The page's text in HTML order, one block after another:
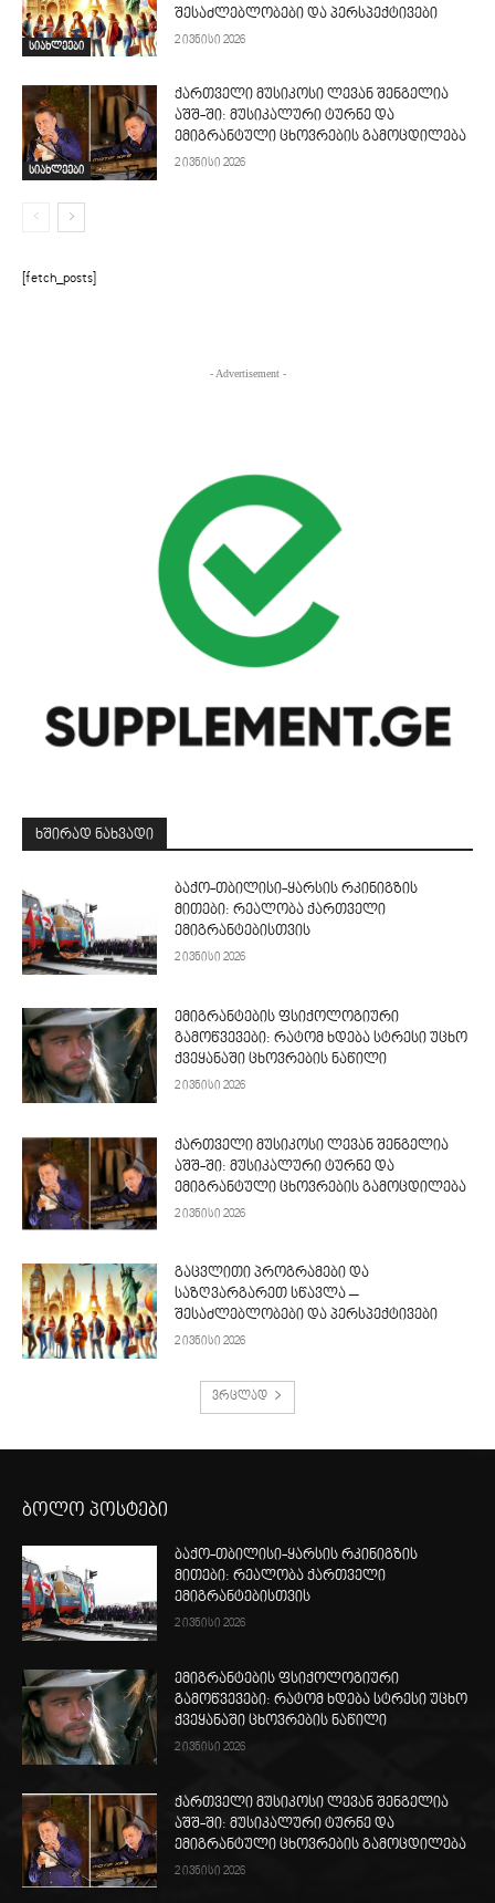
სიახლეები
შესაძლებლობები და პერსპექტივები
2 ივნისი 2026
სიახლეები
ქართველი მუსიკოსი ლევან შენგელია
აშშ-ში: მუსიკალური ტურნე და
ემიგრანტული ცხოვრების გამოცდილება
2 ივნისი 2026
[fetch_posts]
- Advertisement -
ᲮᲨᲘᲠᲐᲓ ᲜᲐᲮᲕᲐᲓᲘ
ბაქო-თბილისი-ყარსის რკინიგზის
მითები: რეალობა ქართველი
ემიგრანტებისთვის
2 ივნისი 2026
ემიგრანტების ფსიქოლოგიური
გამოწვევები: რატომ ხდება სტრესი უცხო
ქვეყანაში ცხოვრების ნაწილი
2 ივნისი 2026
ქართველი მუსიკოსი ლევან შენგელია
აშშ-ში: მუსიკალური ტურნე და
ემიგრანტული ცხოვრების გამოცდილება
2 ივნისი 2026
გაცვლითი პროგრამები და
საზღვარგარეთ სწავლა –
შესაძლებლობები და პერსპექტივები
2 ივნისი 2026
ვრცლად
ბოლო პოსტები
ბაქო-თბილისი-ყარსის რკინიგზის
მითები: რეალობა ქართველი
ემიგრანტებისთვის
2 ივნისი 2026
ემიგრანტების ფსიქოლოგიური
გამოწვევები: რატომ ხდება სტრესი უცხო
ქვეყანაში ცხოვრების ნაწილი
2 ივნისი 2026
ქართველი მუსიკოსი ლევან შენგელია
აშშ-ში: მუსიკალური ტურნე და
ემიგრანტული ცხოვრების გამოცდილება
2 ივნისი 2026